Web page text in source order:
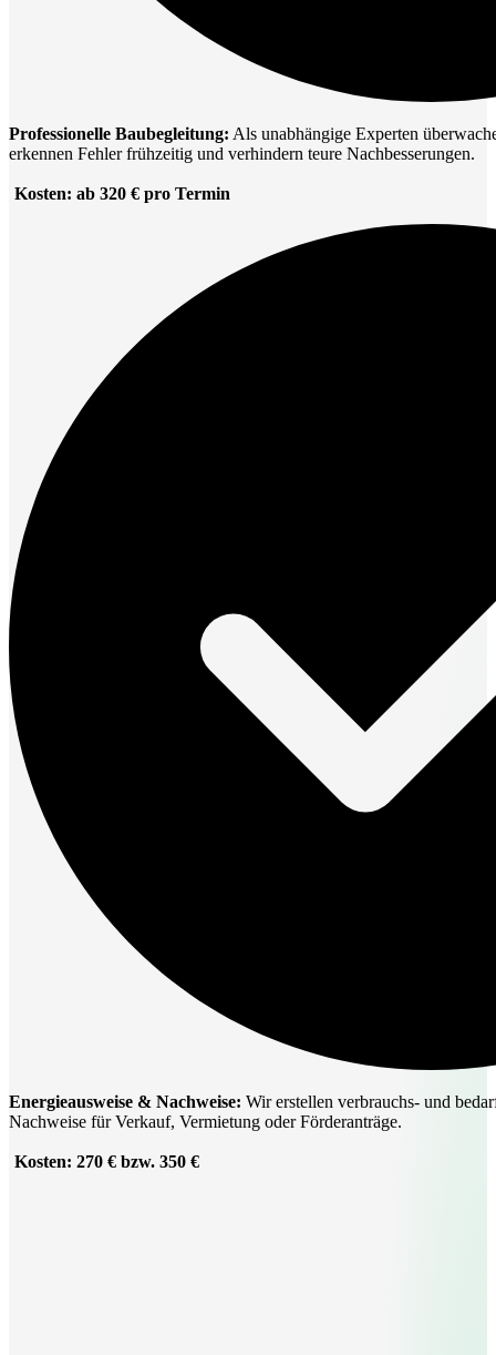
Professionelle Baubegleitung: Als unabhängige Experten
erkennen Fehler frühzeitig und verhindern teure Nachbesserungen.
Kosten: ab 320 € pro Termin
Energieausweise & Nachweise: Wir erstellen verbrauchs- und
Nachweise für Verkauf, Vermietung oder Förderanträge.
Kosten: 270 € bzw. 350 €